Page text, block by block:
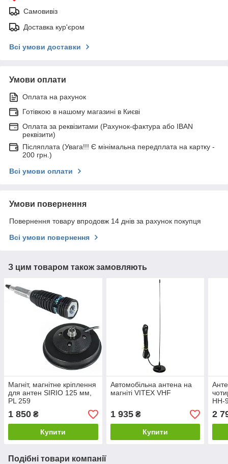
Самовивіз
Доставка кур'єром
Всі умови доставки
Умови оплати
Оплата на рахунок
Готівкою в нашому магазині в Києві
Оплата за реквізитами (Рахунок-фактура або IBAN
реквізити)
Післяплата (Увага!!! Є мінімальна передплата на картку -
200 грн.)
Всі умови оплати
Умови повернення
Повернення товару впродовж 14 днів за рахунок покупця
Всі умови повернення
З цим товаром також замовляють
Магніт, магнітне кріплення
для антен SIRIO 125 мм,
PL 259
1 850 ₴
Купити
Автомобільна антена на
магніті VITEX VHF
1 935₴
Купити
HH-
2
Подібні товари компанії